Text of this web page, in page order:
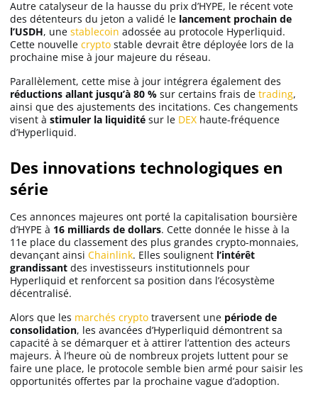
Autre catalyseur de la hausse du prix d’HYPE, le récent vote
des détenteurs du jeton a validé le lancement prochain de
l’USDH, une stablecoin adossée au protocole Hyperliquid.
Cette nouvelle crypto stable devrait être déployée lors de la
prochaine mise à jour majeure du réseau.
Parallèlement, cette mise à jour intégrera également des
réductions allant jusqu’à 80 % sur certains frais de trading,
ainsi que des ajustements des incitations. Ces changements
visent à stimuler la liquidité sur le DEX haute-fréquence
d’Hyperliquid.
Des innovations technologiques en
série
Ces annonces majeures ont porté la capitalisation boursière
d’HYPE à 16 milliards de dollars. Cette donnée le hisse à la
11e place du classement des plus grandes crypto-monnaies,
devançant ainsi Chainlink. Elles soulignent l’intérêt
grandissant des investisseurs institutionnels pour
Hyperliquid et renforcent sa position dans l’écosystème
décentralisé.
Alors que les marchés crypto traversent une période de
consolidation, les avancées d’Hyperliquid démontrent sa
capacité à se démarquer et à attirer l’attention des acteurs
majeurs. À l’heure où de nombreux projets luttent pour se
faire une place, le protocole semble bien armé pour saisir les
opportunités offertes par la prochaine vague d’adoption.